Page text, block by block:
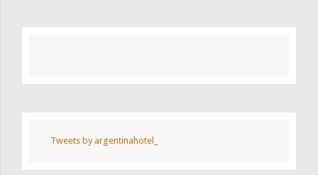
Tweets by argentinahotel_